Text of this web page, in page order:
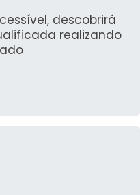
descobrirá
realizando